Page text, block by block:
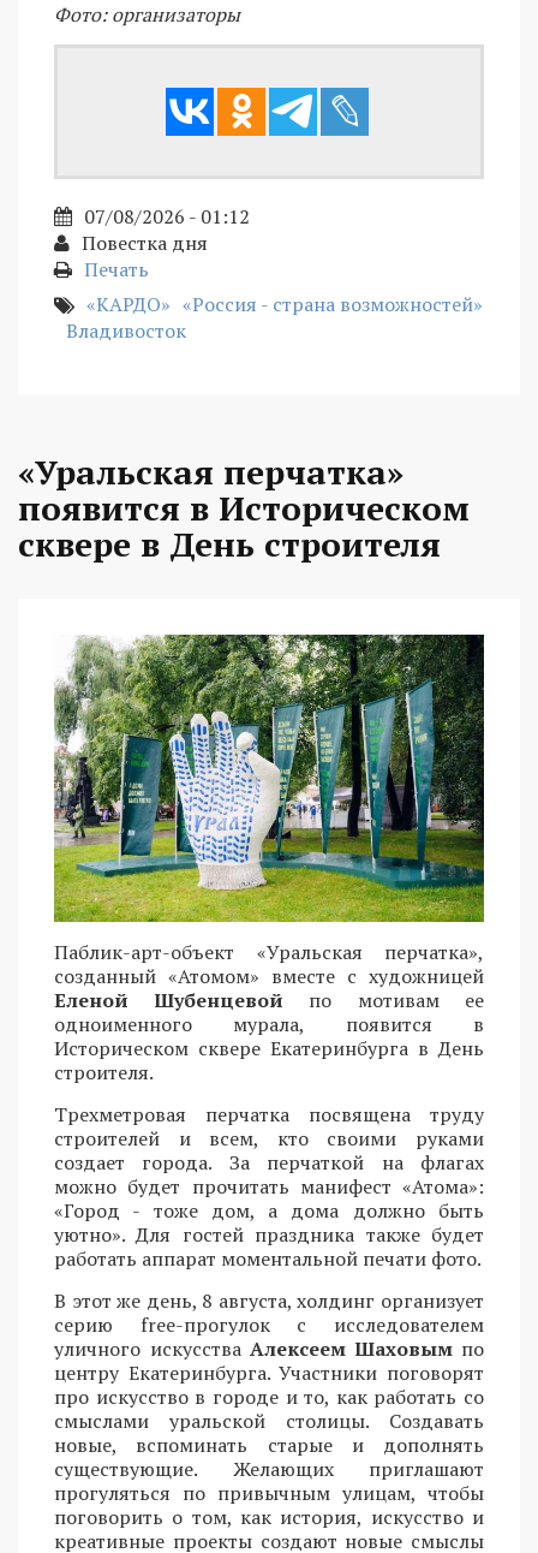
Фото: организаторы
07/08/2026 - 01:12
Повестка дня
Печать
«КАРДО» «Россия - страна возможностей»
Владивосток
«Уральская перчатка»
появится в Историческом
сквере в День строителя
Паблик-арт-объект «Уральская перчатка»,
созданный «Атомом» вместе с художницей
Еленой Шубенцевой по мотивам ее
одноименного мурала, появится в
Историческом сквере Екатеринбурга в День
строителя.
Трехметровая перчатка посвящена труду
строителей и всем, кто своими руками
создает города. За перчаткой на флагах
можно будет прочитать манифест «Атома»:
«Город - тоже дом, а дома должно быть
уютно». Для гостей праздника также будет
работать аппарат моментальной печати фото.
В этот же день, 8 августа, холдинг организует
серию free-прогулок с исследователем
уличного искусства Алексеем Шаховым по
центру Екатеринбурга. Участники поговорят
про искусство в городе и то, как работать со
смыслами уральской столицы. Создавать
новые, вспоминать старые и дополнять
существующие. Желающих приглашают
прогуляться по привычным улицам, чтобы
поговорить о том, как история, искусство и
креативные проекты создают новые смыслы